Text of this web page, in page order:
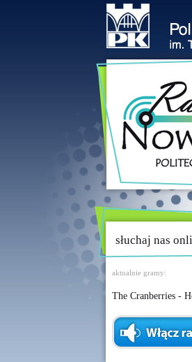
słuchaj nas
aktualnie gramy:
The Cranberries -